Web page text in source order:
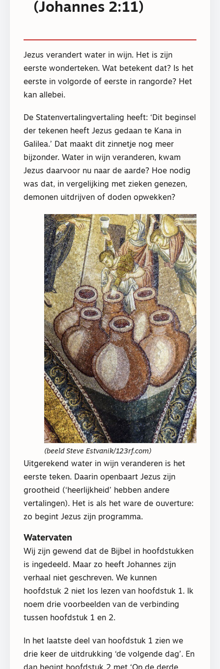
(Johannes 2:11)
Jezus verandert water in wijn. Het is zijn
eerste wonderteken. Wat betekent dat? Is het
eerste in volgorde of eerste in rangorde? Het
kan allebei.
De Statenvertalingvertaling heeft: ‘Dit beginsel
der tekenen heeft Jezus gedaan te Kana in
Galilea.’ Dat maakt dit zinnetje nog meer
bijzonder. Water in wijn veranderen, kwam
Jezus daarvoor nu naar de aarde? Hoe nodig
was dat, in vergelijking met zieken genezen,
demonen uitdrijven of doden opwekken?
(beeld Steve Estvanik/123rf.com)
Uitgerekend water in wijn veranderen is het
eerste teken. Daarin openbaart Jezus zijn
grootheid (‘heerlijkheid’ hebben andere
vertalingen). Het is als het ware de ouverture:
zo begint Jezus zijn programma.
Watervaten
Wij zijn gewend dat de Bijbel in hoofdstukken
is ingedeeld. Maar zo heeft Johannes zijn
verhaal niet geschreven. We kunnen
hoofdstuk 2 niet los lezen van hoofdstuk 1. Ik
noem drie voorbeelden van de verbinding
tussen hoofdstuk 1 en 2.
In het laatste deel van hoofdstuk 1 zien we
drie keer de uitdrukking ‘de volgende dag’. En